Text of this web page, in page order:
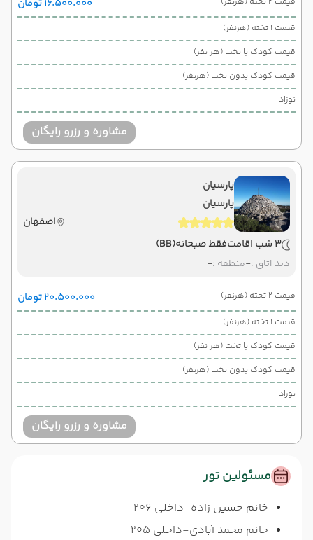
۱۶٬۵۰۰٬۰۰۰ تومان
قیمت 1 تخته (هرنفر)
قیمت کودک با تخت (هر نفر)
قیمت کودک بدون تخت (هرنفر)
نوزاد
مشاوره و رزرو رایگان
پارسیان
پارسیان
اصفهان
3 شب اقامت
فقط صبحانه(BB)
دید اتاق :-منطقه :-
قیمت 2 تخته (هرنفر) ۲۰٬۵۰۰٬۰۰۰ تومان
قیمت 1 تخته (هرنفر)
قیمت کودک با تخت (هر نفر)
قیمت کودک بدون تخت (هرنفر)
نوزاد
مشاوره و رزرو رایگان
مسئولین تور
خانم حسین زاده-داخلی 206
خانم محمد آبادی-داخلی 205